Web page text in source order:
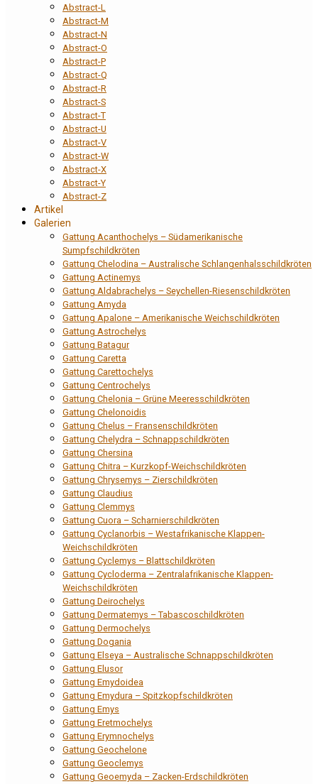
Abstract-L
Abstract-M
Abstract-N
Abstract-O
Abstract-P
Abstract-Q
Abstract-R
Abstract-S
Abstract-T
Abstract-U
Abstract-V
Abstract-W
Abstract-X
Abstract-Y
Abstract-Z
Artikel
Galerien
Gattung Acanthochelys – Südamerikanische
Sumpfschildkröten
Gattung Chelodina – Australische Schlangenhalsschildkröten
Gattung Actinemys
Gattung Aldabrachelys – Seychellen-Riesenschildkröten
Gattung Amyda
Gattung Apalone – Amerikanische Weichschildkröten
Gattung Astrochelys
Gattung Batagur
Gattung Caretta
Gattung Carettochelys
Gattung Centrochelys
Gattung Chelonia – Grüne Meeresschildkröten
Gattung Chelonoidis
Gattung Chelus – Fransenschildkröten
Gattung Chelydra – Schnappschildkröten
Gattung Chersina
Gattung Chitra – Kurzkopf-Weichschildkröten
Gattung Chrysemys – Zierschildkröten
Gattung Claudius
Gattung Clemmys
Gattung Cuora – Scharnierschildkröten
Gattung Cyclanorbis – Westafrikanische Klappen-
Weichschildkröten
Gattung Cyclemys – Blattschildkröten
Gattung Cycloderma – Zentralafrikanische Klappen-
Weichschildkröten
Gattung Deirochelys
Gattung Dermatemys – Tabascoschildkröten
Gattung Dermochelys
Gattung Dogania
Gattung Elseya – Australische Schnappschildkröten
Gattung Elusor
Gattung Emydoidea
Gattung Emydura – Spitzkopfschildkröten
Gattung Emys
Gattung Eretmochelys
Gattung Erymnochelys
Gattung Geochelone
Gattung Geoclemys
Gattung Geoemyda – Zacken-Erdschildkröten